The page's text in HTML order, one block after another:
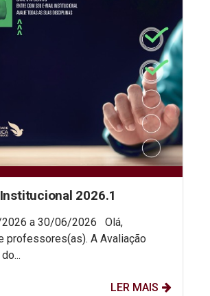
2026.1
2026 a 30/06/2026 Olá,
professores(as). A Avaliação
LER MAIS